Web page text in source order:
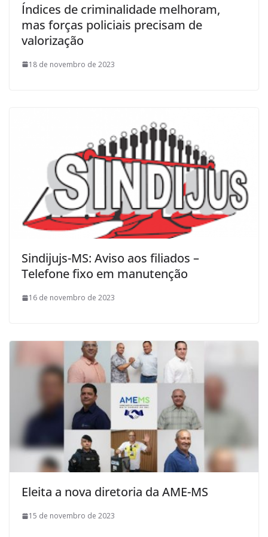
Índices de criminalidade melhoram,
mas forças policiais precisam de
valorização
18 de novembro de 2023
Sindijujs-MS: Aviso aos filiados –
Telefone fixo em manutenção
16 de novembro de 2023
Eleita a nova diretoria da AME-MS
15 de novembro de 2023